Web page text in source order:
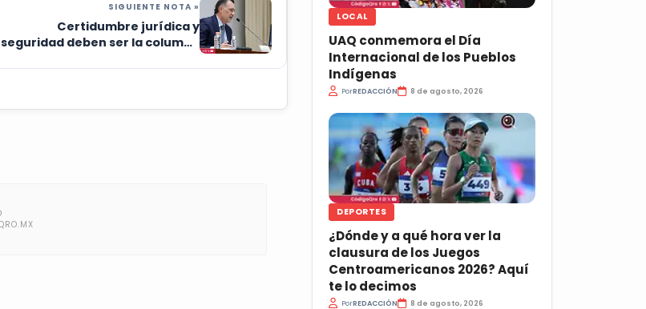
SIGUIENTE NOTA »
Certidumbre jurídica y
seguridad deben ser la columna
LOCAL
UAQ conmemora el Día
Internacional de los Pueblos
Indígenas
PorREDACCIÓN 8 de agosto, 2026
DEPORTES
¿Dónde y a qué hora ver la
clausura de los Juegos
Centroamericanos 2026? Aquí
te lo decimos
PorREDACCIÓN 8 de agosto, 2026